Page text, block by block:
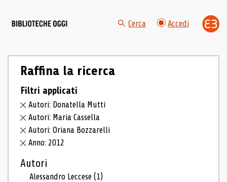
Cerca Accedi
Raffina la ricerca
Filtri applicati
Autori: Donatella Mutti
Autori: Maria Cassella
Autori: Oriana Bozzarelli
Anno: 2012
Autori
Alessandro Leccese(1)